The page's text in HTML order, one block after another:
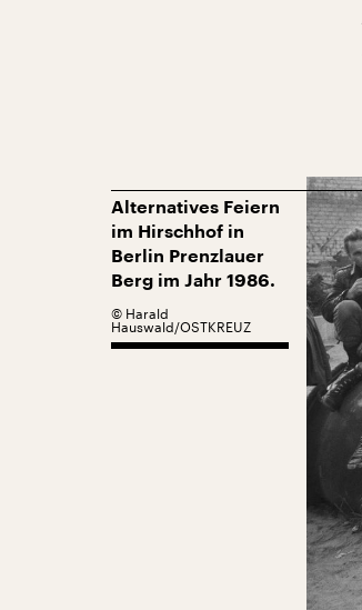
Alternatives Feiern
im Hirschhof in
Berlin Prenzlauer
Berg im Jahr 1986.
© Harald
Hauswald/OSTKREUZ